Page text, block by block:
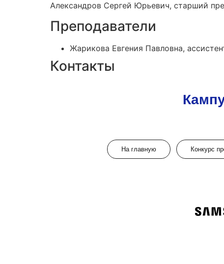
Александров Сергей Юрьевич, старший
Преподаватели
Жарикова Евгения Павловна,
Контакты
На главную Конкурс